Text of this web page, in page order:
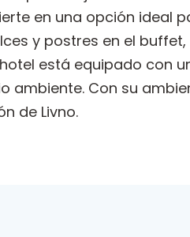
en una opción ideal
y postres en el
está equipado con
ambiente. Con su
de Livno.